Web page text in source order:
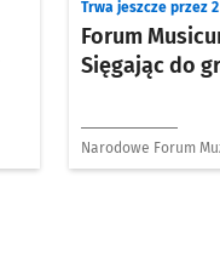
Forum
Sięgając do
Trwa jeszcze przez
Narodowe Forum